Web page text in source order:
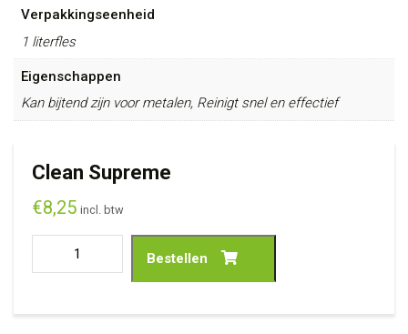
Verpakkingseenheid
1 literfles
Eigenschappen
Kan bijtend zijn voor metalen, Reinigt snel en effectief
Clean Supreme
€8,25 incl. btw
Bestellen